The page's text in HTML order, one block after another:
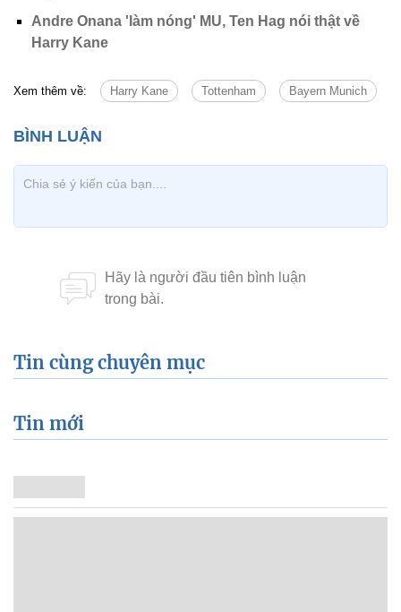
Andre Onana 'làm nóng' MU, Ten Hag nói thật về
Harry Kane
Xem thêm về: Harry Kane Tottenham Bayern Munich
Tin cùng chuyên mục
Tin mới